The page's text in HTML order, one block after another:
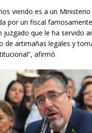
viendo es a un
por un fiscal
juzgado que le ha servido
de artimañas legales y
afirmó.